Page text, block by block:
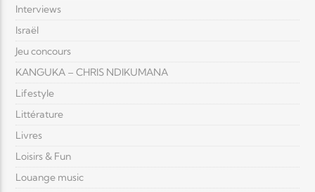
Interviews
Israël
Jeu concours
KANGUKA – CHRIS NDIKUMANA
Lifestyle
Littérature
Livres
Loisirs & Fun
Louange music